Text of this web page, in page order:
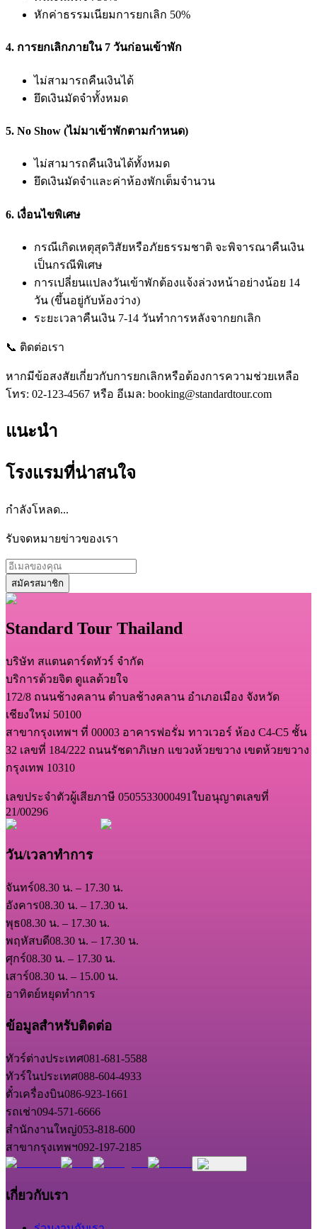
หักค่าธรรมเนียมการยกเลิก 50%
4. การยกเลิกภายใน 7 วันก่อนเข้าพัก
ไม่สามารถคืนเงินได้
ยึดเงินมัดจำทั้งหมด
5. No Show (ไม่มาเข้าพักตามกำหนด)
ไม่สามารถคืนเงินได้ทั้งหมด
ยึดเงินมัดจำและค่าห้องพักเต็มจำนวน
6. เงื่อนไขพิเศษ
กรณีเกิดเหตุสุดวิสัยหรือภัยธรรมชาติ จะพิจารณาคืนเงิน
เป็นกรณีพิเศษ
การเปลี่ยนแปลงวันเข้าพักต้องแจ้งล่วงหน้าอย่างน้อย 14
วัน (ขึ้นอยู่กับห้องว่าง)
ระยะเวลาคืนเงิน 7-14 วันทำการหลังจากยกเลิก
📞 ติดต่อเรา
หากมีข้อสงสัยเกี่ยวกับการยกเลิกหรือต้องการความช่วยเหลือ
โทร: 02-123-4567 หรือ อีเมล: booking@standardtour.com
แนะนำ
โรงแรมที่น่าสนใจ
กำลังโหลด...
รับจดหมายข่าวของเรา
สมัครสมาชิก
Standard Tour Thailand
บริษัท สแตนดาร์ดทัวร์ จำกัด
บริการด้วยจิต ดูแลด้วยใจ
172/8 ถนนช้างคลาน ตำบลช้างคลาน อำเภอเมือง จังหวัด
เชียงใหม่ 50100
สาขากรุงเทพฯ ที่ 00003 อาคารฟอรั่ม ทาวเวอร์ ห้อง C4-C5 ชั้น
32 เลขที่ 184/222 ถนนรัชดาภิเษก แขวงห้วยขวาง เขตห้วยขวาง
กรุงเทพ 10310
เลขประจำตัวผู้เสียภาษี 0505533000491ใบอนุญาตเลขที่
21/00296
วัน/เวลาทำการ
จันทร์08.30 น. – 17.30 น.
อังคาร08.30 น. – 17.30 น.
พุธ08.30 น. – 17.30 น.
พฤหัสบดี08.30 น. – 17.30 น.
ศุกร์08.30 น. – 17.30 น.
เสาร์08.30 น. – 15.00 น.
อาทิตย์หยุดทำการ
ข้อมูลสำหรับติดต่อ
ทัวร์ต่างประเทศ081-681-5588
ทัวร์ในประเทศ088-604-4933
ตั๋วเครื่องบิน086-923-1661
รถเช่า094-571-6666
สำนักงานใหญ่053-818-600
สาขากรุงเทพฯ092-197-2185
เกี่ยวกับเรา